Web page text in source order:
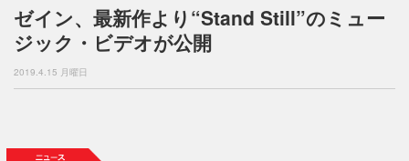
o
ゼイン、最新作より“Stand Still”のミュー
ジック・ビデオが公開
2019.4.15 月曜日